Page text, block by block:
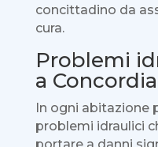
concittadino da
cura.
Problemi
a
In ogni abitazione
problemi idraulici